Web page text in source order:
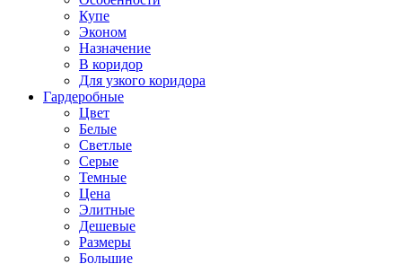
Купе
Эконом
Назначение
В коридор
Для узкого коридора
Гардеробные
Цвет
Белые
Светлые
Серые
Темные
Цена
Элитные
Дешевые
Размеры
Большие